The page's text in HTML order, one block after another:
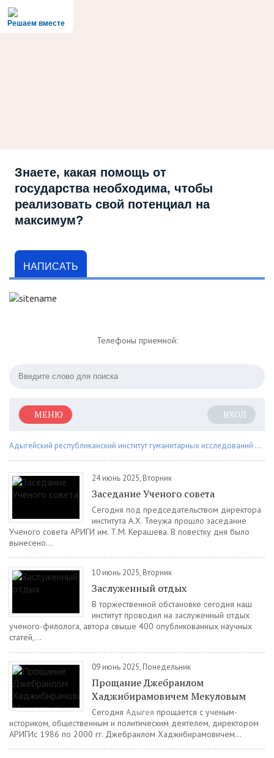
Решаем вместе
Знаете, какая помощь от
государства необходима, чтобы
реализовать свой потенциал на
максимум?
НАПИСАТЬ
Телефоны приемной:
ВХОД
МЕНЮ
Адыгейский республиканский институт гуманитарных исследований им. Т.М. Керашева
24 июнь 2025, Вторник
Заседание Ученого совета
Сегодня под председательством директора
института А.Х. Тлеужа прошло заседание
Ученого совета АРИГИ им. Т.М. Керашева. В повестку дня было
вынесено...
10 июнь 2025, Вторник
Заслуженный отдых
В торжественной обстановке сегодня наш
институт проводил на заслуженный отдых
ученого-филолога, автора свыше 400 опубликованных научных
статей,...
09 июнь 2025, Понедельник
Прощание Джебраилом
Хаджибирамовичем Мекуловым
Сегодня Адыгея прощается с ученым-
историком, общественным и политическим деятелем, директором
АРИГИс 1986 по 2000 гг. Джебраилом Хаджибирамовичем...